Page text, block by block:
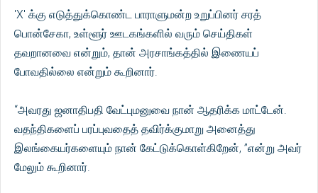
'X' க்கு எடுத்துக்கொண்ட பாராளுமன்ற உறுப்பினர் சரத்
பொன்சேகா, உள்ளூர் ஊடகங்களில் வரும் செய்திகள்
தவறானவை என்றும், தான் அரசாங்கத்தில் இணையப்
போவதில்லை என்றும் கூறினார்.
“அவரது ஜனாதிபதி வேட்புமனுவை நான் ஆதரிக்க மாட்டேன்.
வதந்திகளைப் பரப்புவதைத் தவிர்க்குமாறு அனைத்து
இலங்கையர்களையும் நான் கேட்டுக்கொள்கிறேன், ”என்று அவர்
மேலும் கூறினார்.